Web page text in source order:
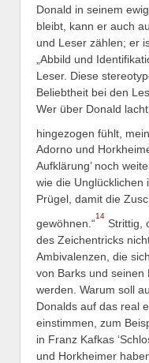
Donald in seinem
bleibt, kann er auch
und Leser zählen; er
„Abbild und
Leser. Diese
Beliebtheit bei den
Wer über Donald
hingezogen fühlt,
Adorno und
Aufklärung’ noch
wie die Unglücklichen
Prügel, damit die
gewöhnen.“
14
Strittig,
des Zeichentricks
Ambivalenzen, die
von Barks und
werden. Warum soll
Donalds auf das real
einstimmen, zum
in Franz Kafkas
und Horkheimer